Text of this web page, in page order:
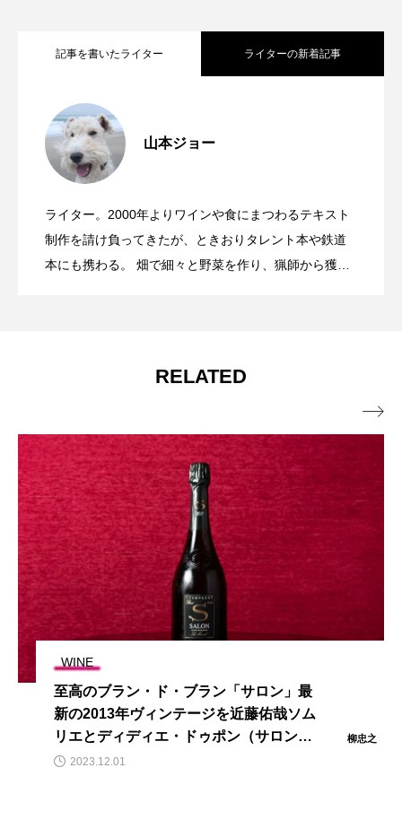
記事を書いたライター ライターの新着記事
山本ジョー
ライター。2000年よりワインや食にまつわるテキスト
制作を請け負ってきたが、ときおりタレント本や鉄道
本にも携わる。 畑で細々と野菜を作り、猟師から獲物
2026.08.10
2026.08.08
き生産者たち団結の20年
2026.06.24 同じ品種でも、ここまで違う。KWV７本
RELATED
WINE
至高のブラン・ド・ブラン「サロン」最
新の2013年ヴィンテージを近藤佑哉ソム
リエとディディエ・ドゥポン（サロン・
ドゥラモット社長）が唎く
柳忠之
2023.12.01
